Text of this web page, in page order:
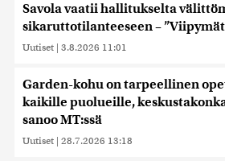
Savola vaatii hallitukselta
sikaruttotilanteeseen –
Uutiset | 3.8.2026 11:01
Garden-kohu on tarpeellinen
kaikille puolueille,
sanoo MT:ssä
Uutiset | 28.7.2026 13:18